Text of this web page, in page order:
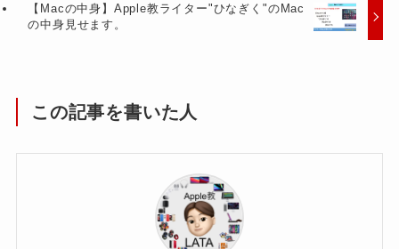
【Macの中身】Apple教ライター"ひなぎく"のMac
の中身見せます。
この記事を書いた人